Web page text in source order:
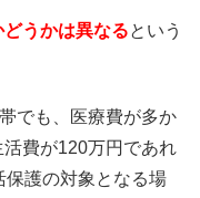
うかは異なるという
でも、医療費が多か
費が120万円であれ
保護の対象となる場